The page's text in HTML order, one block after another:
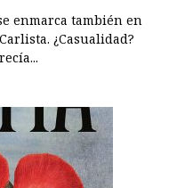
enmarca también en
¿Casualidad?